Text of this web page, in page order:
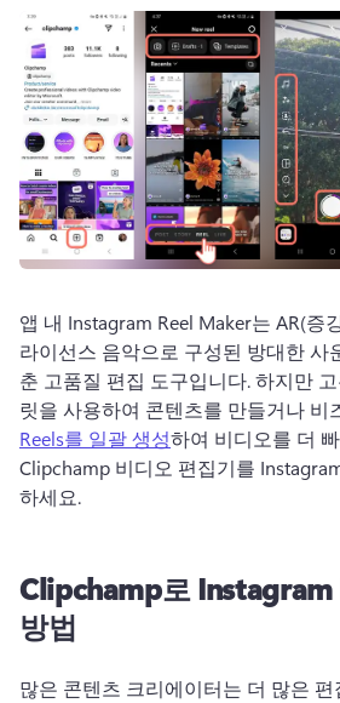
앱 내 Instagram Reel Maker는 AR(증
라이선스 음악으로 구성된 방대한 사
춘 고품질 편집 도구입니다. 하지만
릿을 사용하여 콘텐츠를 만들거나 비
Reels를 일괄 생성하여 비디오를 더
Clipchamp 비디오 편집기를
하세요.
Clipchamp로 Instagram
방법
많은 콘텐츠 크리에이터는 더 많은